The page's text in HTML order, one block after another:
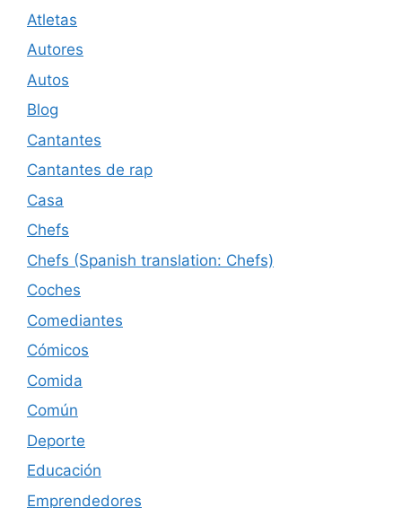
Atletas
Autores
Autos
Blog
Cantantes
Cantantes de rap
Casa
Chefs
Chefs (Spanish translation: Chefs)
Coches
Comediantes
Cómicos
Comida
Común
Deporte
Educación
Emprendedores